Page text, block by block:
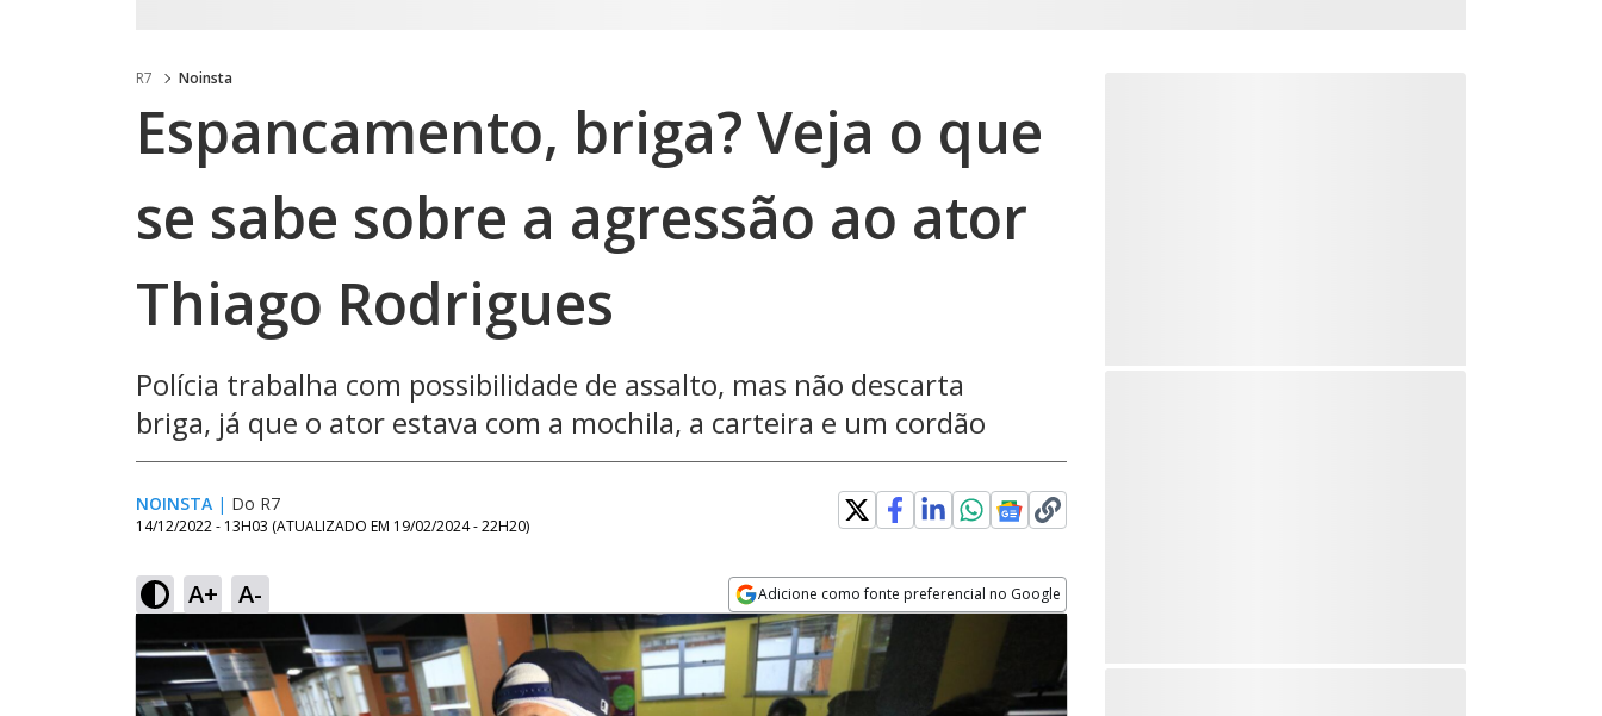
R7 Noinsta
Espancamento, briga? Veja o que
se sabe sobre a agressão ao ator
Thiago Rodrigues
Polícia trabalha com possibilidade de assalto, mas não descarta
briga, já que o ator estava com a mochila, a carteira e um cordão
NOINSTA | Do R7
14/12/2022 - 13H03 (ATUALIZADO EM 19/02/2024 - 22H20)
A+ A- Adicione como fonte preferencial no Google
Opens in new window